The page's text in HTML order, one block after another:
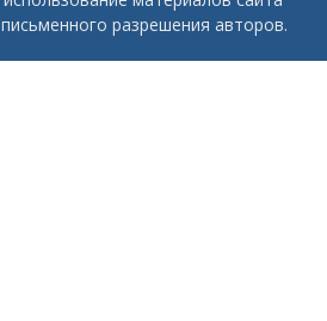
разрешения авторов.